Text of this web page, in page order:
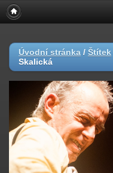
Úvodní stránka / Štítek
Skalická